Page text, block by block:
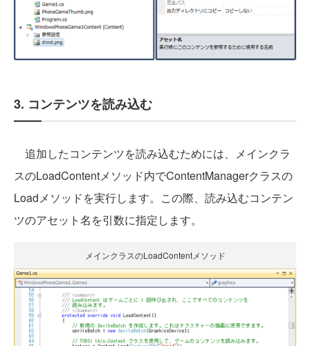
3. コンテンツを読み込む
追加したコンテンツを読み込むためには、メインクラ
スのLoadContentメソッド内でContentManagerクラスの
Loadメソッドを実行します。この際、読み込むコンテン
ツのアセット名を引数に指定します。
メインクラスのLoadContentメソッド